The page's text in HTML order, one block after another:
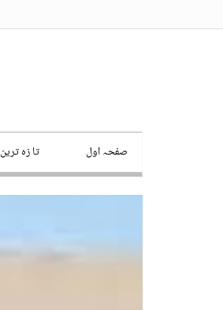
صفحہ اول تا زہ ترین